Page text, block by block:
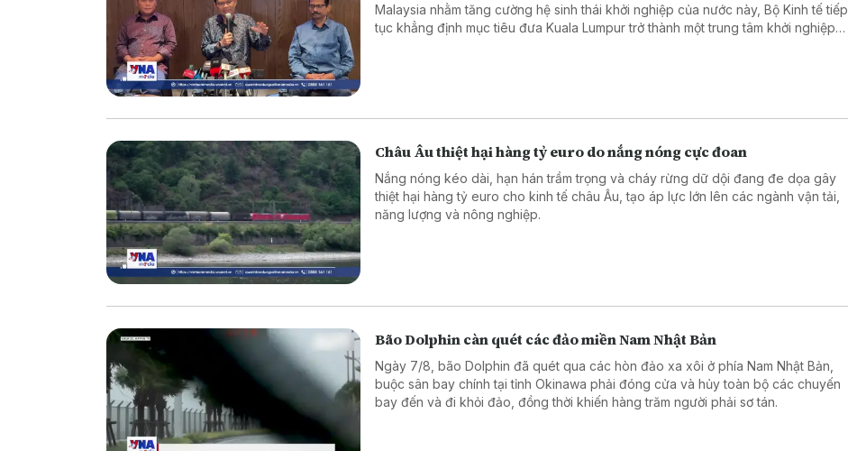
Malaysia nhằm tăng cường hệ sinh thái khởi nghiệp của nước này, Bộ Kinh tế tiếp
tục khẳng định mục tiêu đưa Kuala Lumpur trở thành một trung tâm khởi nghiệp
Châu Âu thiệt hại hàng tỷ euro do nắng nóng cực đoan
Nắng nóng kéo dài, hạn hán trầm trọng và cháy rừng dữ dội đang đe dọa gây
thiệt hại hàng tỷ euro cho kinh tế châu Âu, tạo áp lực lớn lên các ngành vận tải,
năng lượng và nông nghiệp.
Bão Dolphin càn quét các đảo miền Nam Nhật Bản
Ngày 7/8, bão Dolphin đã quét qua các hòn đảo xa xôi ở phía Nam Nhật Bản,
buộc sân bay chính tại tỉnh Okinawa phải đóng cửa và hủy toàn bộ các chuyến
bay đến và đi khỏi đảo, đồng thời khiến hàng trăm người phải sơ tán.